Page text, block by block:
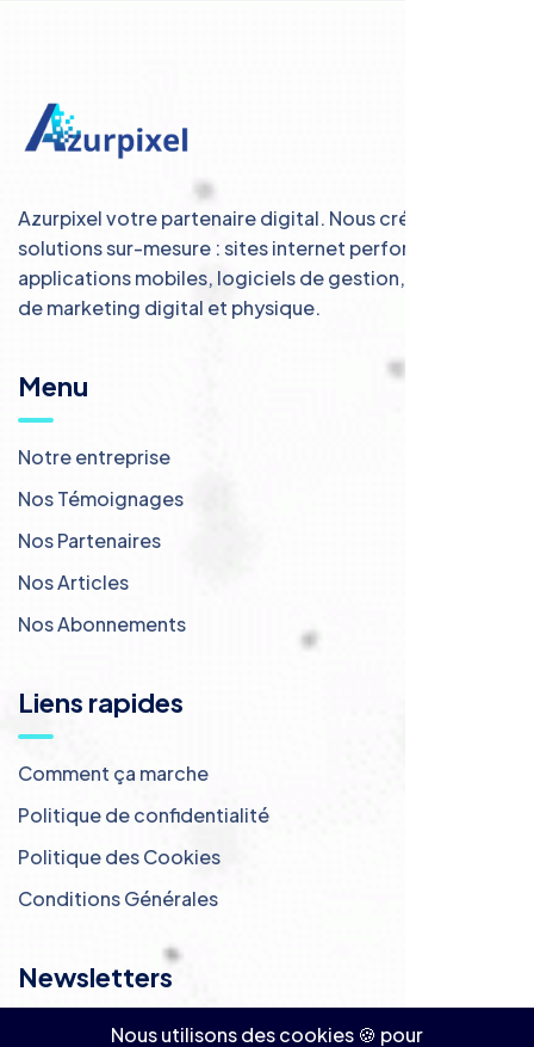
Azurpixel votre partenaire digital. Nous créons des
solutions sur-mesure : sites internet performants,
applications mobiles, logiciels de gestion, et services
de marketing digital et physique.
Menu
Notre entreprise
Nos Témoignages
Nos Partenaires
Nos Articles
Nos Abonnements
Liens rapides
Comment ça marche
Politique de confidentialité
Politique des Cookies
Conditions Générales
Newsletters
Nous utilisons des cookies 🍪 pour